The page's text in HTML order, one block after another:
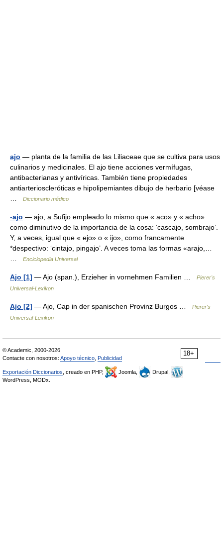
ajo — planta de la familia de las Liliaceae que se cultiva para usos
culinarios y medicinales. El ajo tiene acciones vermífugas,
antibacterianas y antivíricas. También tiene propiedades
antiarterioscleróticas e hipolipemiantes dibujo de herbario [véase
Diccionario médico
-ajo — ajo, a Sufijo empleado lo mismo que « aco» y « acho»
como diminutivo de la importancia de la cosa: ‘cascajo, sombrajo’.
Y, a veces, igual que « ejo» o « ijo», como francamente
*despectivo: ‘cintajo, pingajo’. A veces toma las formas «arajo,…
Enciclopedia Universal
Ajo [1] — Ajo (span.), Erzieher in vornehmen Familien …
Pierer's
Universal-Lexikon
Ajo [2] — Ajo, Cap in der spanischen Provinz Burgos …
Pierer's
Universal-Lexikon
18+
© Academic, 2000-2026
Contacte con nosotros: Apoyo técnico Publicidad
Exportación Diccionarios , creado en PHP, Joomla,
Drupal,
WordPress, MODx.